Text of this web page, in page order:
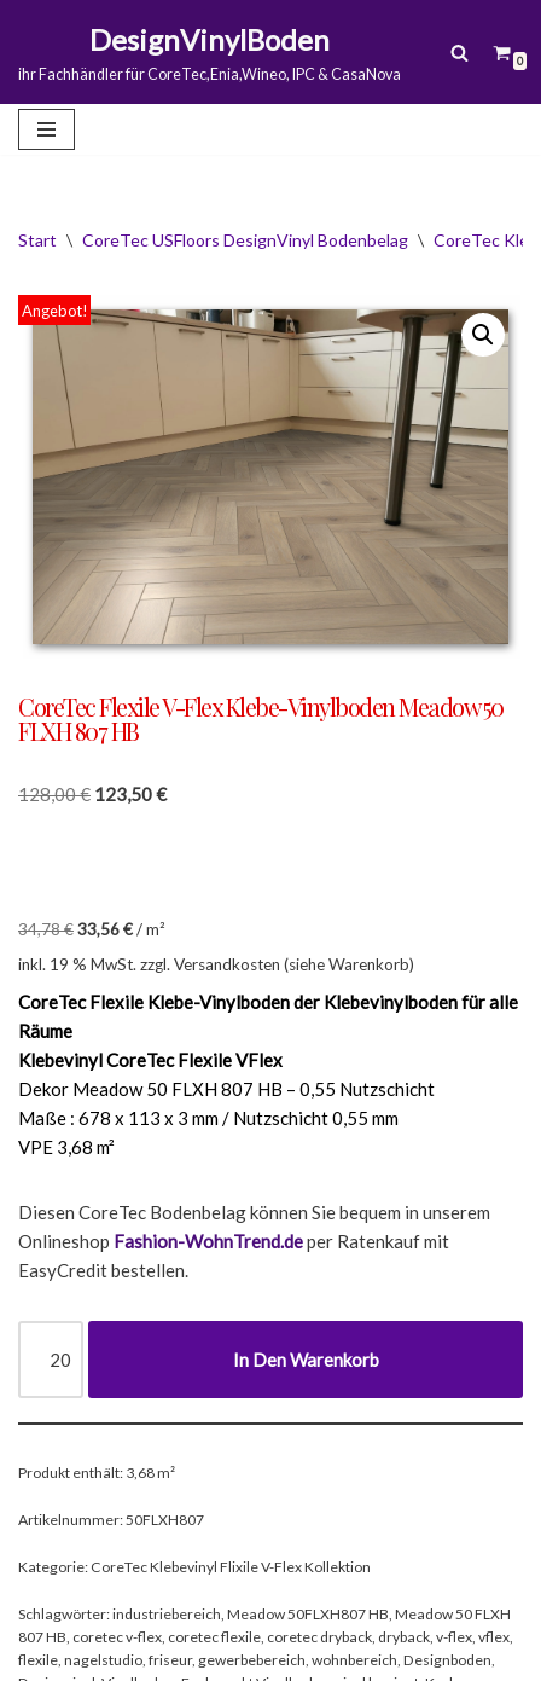
Zum
springen
DesignVinylBoden
ihr Fachhändler für CoreTec,Enia,Wineo, IPC & CasaNova
0
Start \ CoreTec USFloors DesignVinyl Bodenbelag \ CoreTec
Angebot!
CoreTec Flexile V-Flex Klebe-Vinylboden Meadow 50
FLXH 807 HB
128,00€ 123,50€
34,78€33,56€/m²
inkl. 19 % MwSt. zzgl. Versandkosten (siehe Warenkorb)
CoreTec Flexile Klebe-Vinylboden der Klebevinylboden für alle
Räume
Klebevinyl CoreTec Flexile VFlex
Dekor Meadow 50 FLXH 807 HB – 0,55 Nutzschicht
Maße : 678 x 113 x 3 mm / Nutzschicht 0,55 mm
VPE 3,68 m²
Diesen CoreTec Bodenbelag können Sie bequem in unserem
Onlineshop Fashion-WohnTrend.deper Ratenkauf mit
EasyCredit bestellen.
In Den Warenkorb
Produkt enthält: 3,68m²
Artikelnummer:50FLXH807
Kategorie: CoreTec Klebevinyl Flixile V-Flex Kollektion
Schlagwörter:industriebereich Meadow 50FLXH807 HB Meadow 50 FLXH
807 HB coretec v-flex coretec flexile coretec dryback dryback v-flex vflex
flexile nagelstudio friseur, gewerbebereich wohnbereich Designboden